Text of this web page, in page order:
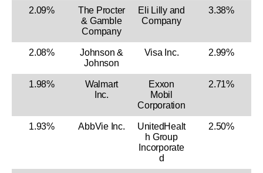
2.09%
The Procter
& Gamble
Company
Eli Lilly and
Company
3.38%
2.08%
Johnson &
Johnson
Visa Inc. 2.99%
1.98%
Walmart
Inc.
Exxon
Mobil
Corporation
2.71%
1.93% AbbVie Inc.
UnitedHealt
h Group
Incorporate
d
2.50%